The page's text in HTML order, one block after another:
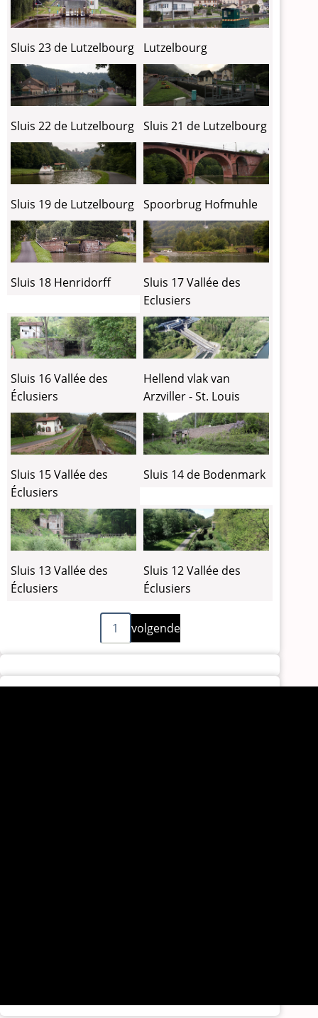
Sluis 23 de Lutzelbourg Lutzelbourg
Sluis 22 de Lutzelbourg Sluis 21 de Lutzelbourg
Sluis 19 de Lutzelbourg Spoorbrug Hofmuhle
Sluis 18 Henridorff
Sluis 17 Vallée des
Eclusiers
Sluis 16 Vallée des
Éclusiers
Hellend vlak van
Arzviller - St. Louis
Sluis 15 Vallée des
Éclusiers
Sluis 14 de Bodenmark
Sluis 13 Vallée des
Éclusiers
Sluis 12 Vallée des
Éclusiers
1
Volgende
pagina
volgende